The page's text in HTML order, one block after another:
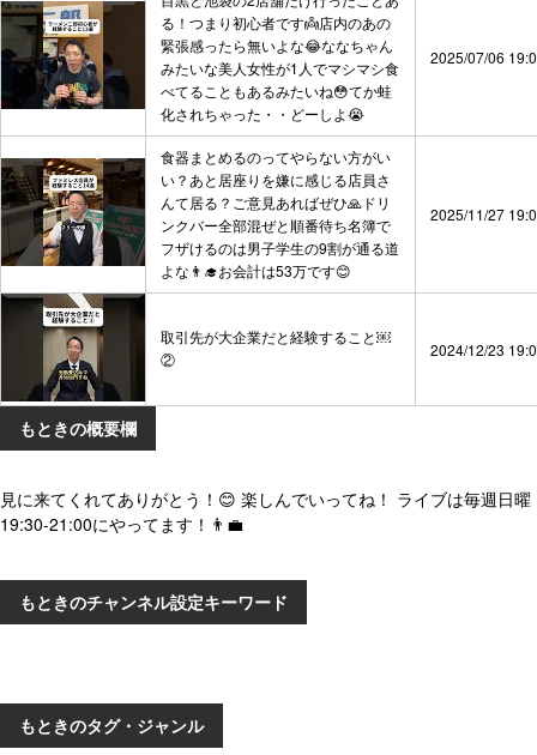
る！つまり初心者です👼店内のあの
緊張感ったら無いよな😂ななちゃん
みたいな美人女性が1人でマシマシ食
べてることもあるみたいね😳てか蛙
化されちゃった・・どーしよ😭
2025/07/06
食器まとめるのってやらない方がい
い？あと居座りを嫌に感じる店員さ
んて居る？ご意見あればぜひ🙏ドリ
ンクバー全部混ぜと順番待ち名簿で
フザけるのは男子学生の9割が通る道
よな👨‍🎓お会計は53万です😊
2025/11/27
取引先が大企業だと経験すること￼
②
2024/12/23
もときの概要欄
見に来てくれてありがとう！😊 楽しんでいってね！ ライブは毎週日曜
19:30-21:00にやってます！👨‍💼
もときのチャンネル設定キーワード
もときのタグ・ジャンル